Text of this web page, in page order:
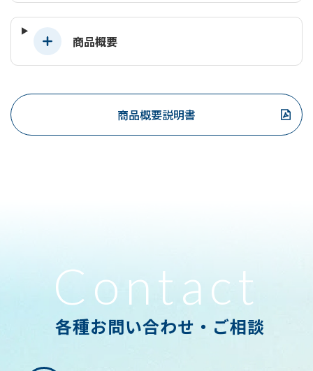
商品概要
商品概要説明書
Contact
各種お問い合わせ・ご相談